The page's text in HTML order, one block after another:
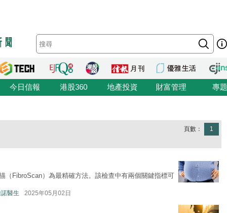
今日信報 港股360 地產投資 財富管理 專題
頁數： 1
（FibroScan）為最精確方法。該檢查中有兩個關鍵指標可
諾醫生 2025年05月02日